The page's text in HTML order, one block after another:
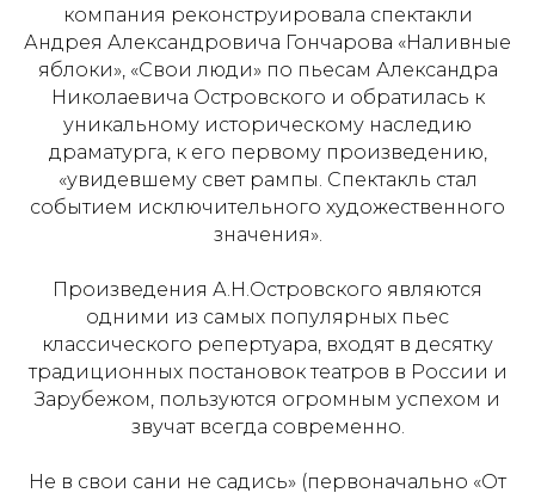
компания реконструировала спектакли
Андрея Александровича Гончарова «Наливные
яблоки», «Свои люди» по пьесам Александра
Николаевича Островского и обратилась к
уникальному историческому наследию
драматурга, к его первому произведению,
«увидевшему свет рампы. Спектакль стал
событием исключительного художественного
значения».
Произведения А.Н.Островского являются
одними из самых популярных пьес
классического репертуара, входят в десятку
традиционных постановок театров в России и
Зарубежом, пользуются огромным успехом и
звучат всегда современно.
Не в свои сани не садись» (первоначально «От